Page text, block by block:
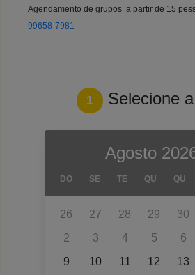
Agendamento de grupos a partir de 15
99658-7981
1 Selecione
Agosto
DO SE TE QU QU
26 27 28 29 30
2
3 4 5 6
9
10 11 12 13